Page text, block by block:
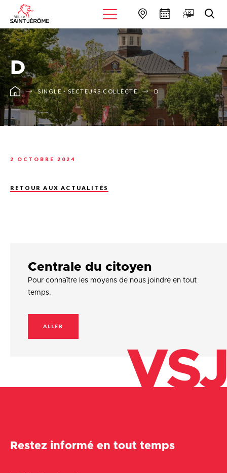
D
SINGLE - SECTEURS COLLECTE D
2 OCTOBRE 2024
RETOUR AUX ACTUALITÉS
Centrale du citoyen
Pour connaître les moyens de nous joindre en tout
temps.
ALLER
VSJ
Restez informé en tout temps